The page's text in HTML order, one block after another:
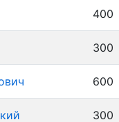
400
300
600
300